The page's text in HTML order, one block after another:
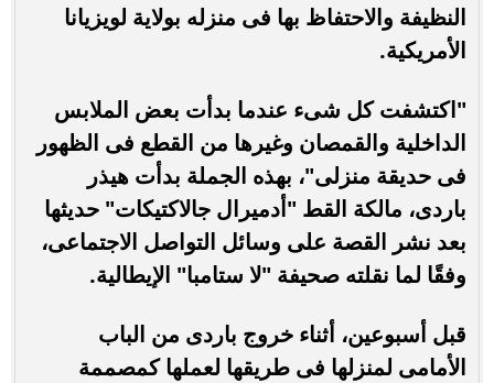
النظيفة والاحتفاظ بها فى منزله بولاية لويزيانا
الأمريكية.
"اكتشفت كل شىء عندما بدأت بعض الملابس
الداخلية والقمصان وغيرها من القطع فى الظهور
فى حديقة منزلى"، بهذه الجملة بدأت هيذر
باردى، مالكة القط "أدميرال جالاكتيكات" حديثها
بعد نشر القصة على وسائل التواصل الاجتماعى،
وفقًا لما نقلته صحيفة "لا ستامبا" الإيطالية.
قبل أسبوعين، أثناء خروج باردى من الباب
الأمامى لمنزلها فى طريقها لعملها كمصممة